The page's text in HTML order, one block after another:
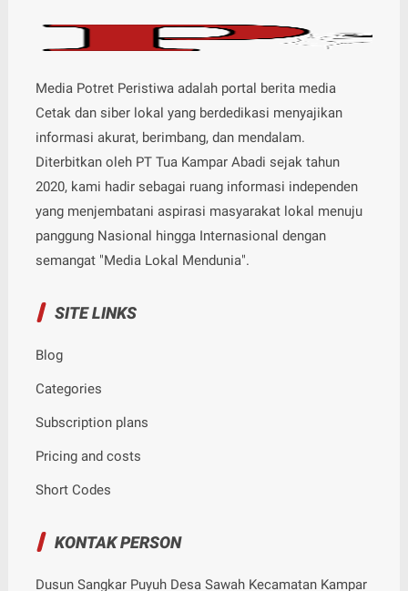
Media Potret Peristiwa adalah portal berita media
Cetak dan siber lokal yang berdedikasi menyajikan
informasi akurat, berimbang, dan mendalam.
Diterbitkan oleh PT Tua Kampar Abadi sejak tahun
2020, kami hadir sebagai ruang informasi independen
yang menjembatani aspirasi masyarakat lokal menuju
panggung Nasional hingga Internasional dengan
semangat "Media Lokal Mendunia".
SITE LINKS
Blog
Categories
Subscription plans
Pricing and costs
Short Codes
KONTAK PERSON
Dusun Sangkar Puyuh Desa Sawah Kecamatan Kampar